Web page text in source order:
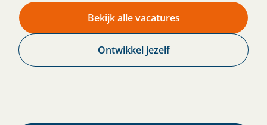
Bekijk alle vacatures
Ontwikkel jezelf